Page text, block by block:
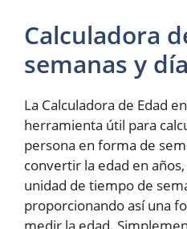
Calculadora
semanas y
La Calculadora de Edad
herramienta útil para
persona en forma de
convertir la edad en
unidad de tiempo de
proporcionando así una
medir la edad.